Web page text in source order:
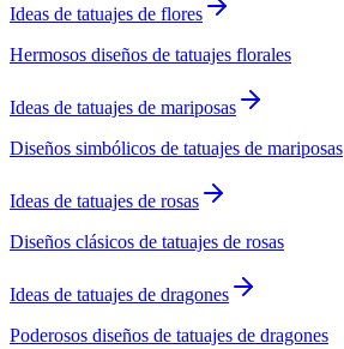
Ideas de tatuajes de flores
Hermosos diseños de tatuajes florales
Ideas de tatuajes de mariposas
Diseños simbólicos de tatuajes de mariposas
Ideas de tatuajes de rosas
Diseños clásicos de tatuajes de rosas
Ideas de tatuajes de dragones
Poderosos diseños de tatuajes de dragones